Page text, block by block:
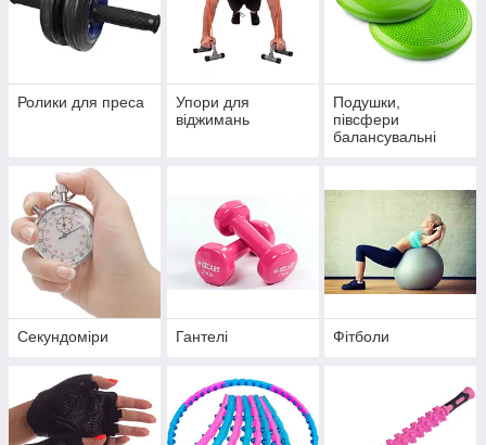
Ролики для преса
Упори для
віджимань
Подушки,
півсфери
балансувальні
Секундоміри Гантелі Фітболи